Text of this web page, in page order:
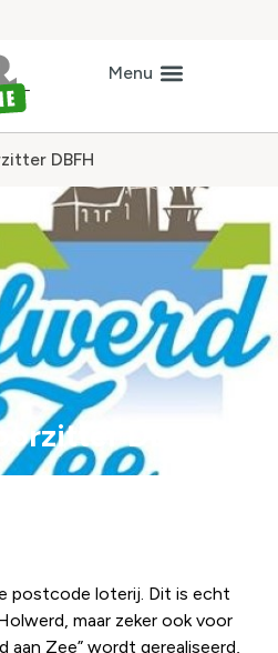
DBFH
DBFH
postcode loterij. Dit is echt
maar zeker ook voor
aan Zee” wordt gerealiseerd,